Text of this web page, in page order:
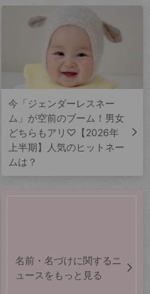
今「ジェンダーレスネー
ム」が空前のブーム！男女
どちらもアリ♡【2026年
上半期】人気のヒットネー
ムは？
名前・名づけに関するニ
ュースをもっと見る